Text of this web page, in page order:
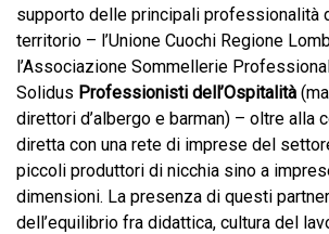
supporto delle principali professionalità
territorio – l’Unione Cuochi Regione
l’Associazione Sommellerie
Solidus Professionisti dell’Ospitalità
direttori d’albergo e barman) – oltre alla
diretta con una rete di imprese del
piccoli produttori di nicchia sino a
dimensioni. La presenza di questi
dell’equilibrio fra didattica, cultura del